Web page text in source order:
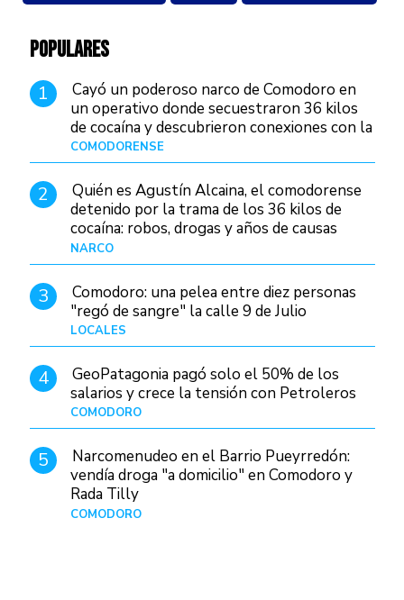
POPULARES
1
Cayó un poderoso narco de Comodoro en
un operativo donde secuestraron 36 kilos
de cocaína y descubrieron conexiones con la
Patagonia
COMODORENSE
2
Quién es Agustín Alcaina, el comodorense
detenido por la trama de los 36 kilos de
cocaína: robos, drogas y años de causas
judiciales
NARCO
3
Comodoro: una pelea entre diez personas
"regó de sangre" la calle 9 de Julio
LOCALES
4
GeoPatagonia pagó solo el 50% de los
salarios y crece la tensión con Petroleros
COMODORO
5
Narcomenudeo en el Barrio Pueyrredón:
vendía droga "a domicilio" en Comodoro y
Rada Tilly
COMODORO